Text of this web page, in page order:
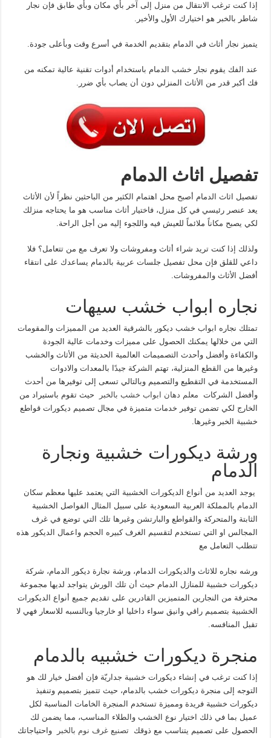
إذا كنت ترغب الانتقال من منزل إلى آخر بأي مكان وبأي طابق فإن نجار
شاطر بالخبر هو اختيارك الأول والأخير.
يتميز نجار أثاث في الدمام بتقديم الخدمة في أسرع وقت وبأعلى جودة.
عند الفك يقوم نجار خشب الدمام باستخدام أدوات تقنية عالية تمكنه من
فك أكبر قدر من الأثاث المنزلي دون أن يصاب بأي ضرر.
تفصيل اثاث الدمام
تفصيل اثاث الدمام أصبح محل اهتمام الكثير من الباحثين نظراً لأن الأثاث
يعد عنصر رئيسي في كل منزل، فاختيار أثاث مناسب هو ما يحتاجه منزلك
لكي يصبح مكاناً ملائماً للعيش فيه واللجوء إليه من أجل الراحة.
ولذلك إذا كنت تريد شراء أثاث ومفروشات ولا تعرف مع من تتعامل؟ فلا
داعي للقلق فإن محل تفصيل جلسات عربية بالدمام يساعدك على انتقاء
أفضل الأثاث والمفروشات.
نجاره ابواب خشب سيهات
تمتلك نجاره ابواب خشب ديكور بالشرقية العديد من المميزات والمقومات
التي من خلالها يمكنك الحصول على مميزات وخدمات عالية الجودة
والكفاءة وأفضل وأحدث التصميمات العالمية الحديثة من الأثاث والخشب
وغيرها من القطع المنزلية، تهتم الشركة جيدًا بالمعدات والادوات
المستخدمة في التقطيع والتصميم وبالتالي تسعى إلى توفيرها من أحدث
وأفضل الشركات معلم دهان ابواب خشب بالخبر
حيث تقوم باستيراد من
الخارج لكي تضمن توفير خدمات متميزة في مجال تصميم ديكورات قواطع
خشبية الخبر وغيرها.
ورشة ديكورات خشبية ونجارة
الدمام
يوجد العديد من أنواع الديكورات الخشبية التي يعتمد عليها معظم سكان
الدمام بالمملكة العربية السعودية على سبيل المثال الفواصل الخشبية
الثابتة والمتحركة والقواطع والبارتشن وغيرها تلك التي توضع في غرف
المجالس او التي تستخدم لتقسيم الغرف كبيره الحجم واعمال الديكور هذه
تتطلب التعامل مع
ورشه نجاره للاثاث والديكورات الدمام، ورشة نجارة ديكور الدمام، شركة
ديكورات خشبية للمنازل الدمام حيث أن تلك الورش يتواجد لديها مجموعة
محترفة من النجارين المتميزين القادرين على تقديم جميع أنواع الديكورات
الخشبية بتصميم راقي وانيق سواء داخليا او خارجيا وبالنسبه للاسعار فهي لا
تقبل المنافسه.
منجرة ديكورات خشبيه بالدمام
إذا كنت ترغب في إنشاء ديكورات خشبية جداريّة فإن أفضل خيار لك هو
التوجه إلى منجرة ديكورات خشب بالدمام، حيث تتميز بتصميم وتنفيذ
ديكورات خشبية فريدة ومميزة تستخدم المنجرة الخامات المناسبة لكل
عميل بما في ذلك اختيار نوع الخشب والطلاء المناسب، مما يضمن لك
الحصول على تصميم يتناسب مع ذوقكتصنيع غرف نوم بالخبر
واحتياجاتك